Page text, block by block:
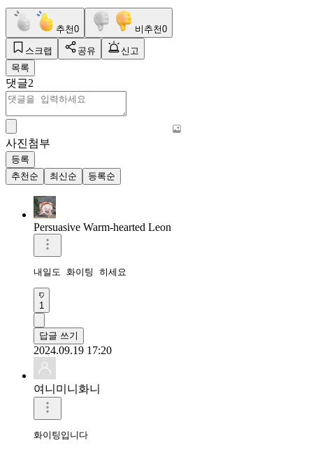
추천0 비추천0
스크랩 공유
신고
목록
댓글2
사진첨부
등록
추천순
최신순 등록순
Persuasive Warm-hearted Leon
내일도 화이팅 히세요
1
답글 쓰기
2024.09.19 17:20
여니미니화니
화이팅입니다